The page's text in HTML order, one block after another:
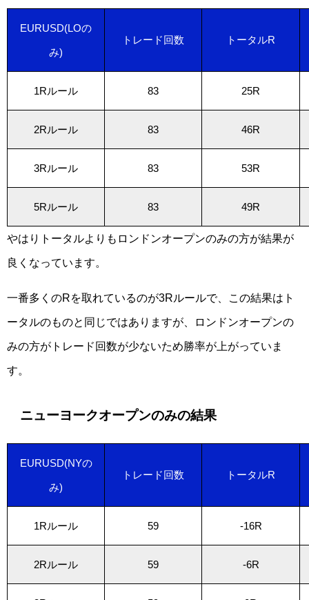
EURUSD(LOの
み)
トレード回数 トータルR
1Rルール 83 25R
2Rルール 83 46R
3Rルール 83 53R
5Rルール 83 49R
やはりトータルよりもロンドンオープンのみの方が結果が
良くなっています。
一番多くのRを取れているのが3Rルールで、この結果はト
ータルのものと同じではありますが、ロンドンオープンの
みの方がトレード回数が少ないため勝率が上がっていま
す。
ニューヨークオープンのみの結果
EURUSD(NYの
み)
トレード回数 トータルR
1Rルール 59 -16R
2Rルール 59 -6R